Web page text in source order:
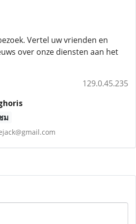
Vertel uw vrienden en
over onze diensten aan het
129.0.45.235
ม